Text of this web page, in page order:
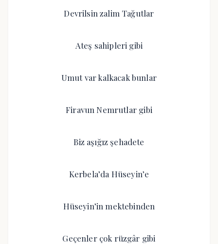
Devrilsin zalim Tağutlar
Ateş sahipleri gibi
Umut var kalkacak bunlar
Firavun Nemrutlar gibi
Biz aşığız şehadete
Kerbela’da Hüseyin’e
Hüseyin’in mektebinden
Geçenler çok rüzgâr gibi